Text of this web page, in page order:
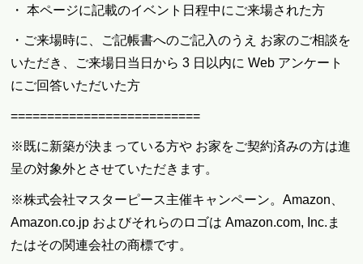
・ 本ページに記載のイベント日程中にご来場された方
・ご来場時に、ご記帳書へのご記入のうえ お家のご相談を
いただき、ご来場日当日から 3 日以内に Web アンケート
にご回答いただいた方
==========================
※既に新築が決まっている方や お家をご契約済みの方は進
呈の対象外とさせていただきます。
※株式会社マスターピース主催キャンペーン。Amazon、
Amazon.co.jp およびそれらのロゴは Amazon.com, Inc.ま
たはその関連会社の商標です。